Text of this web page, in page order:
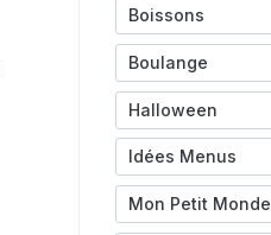
Boissons
Boulange
Halloween
Idées Menus
Mon Petit Monde